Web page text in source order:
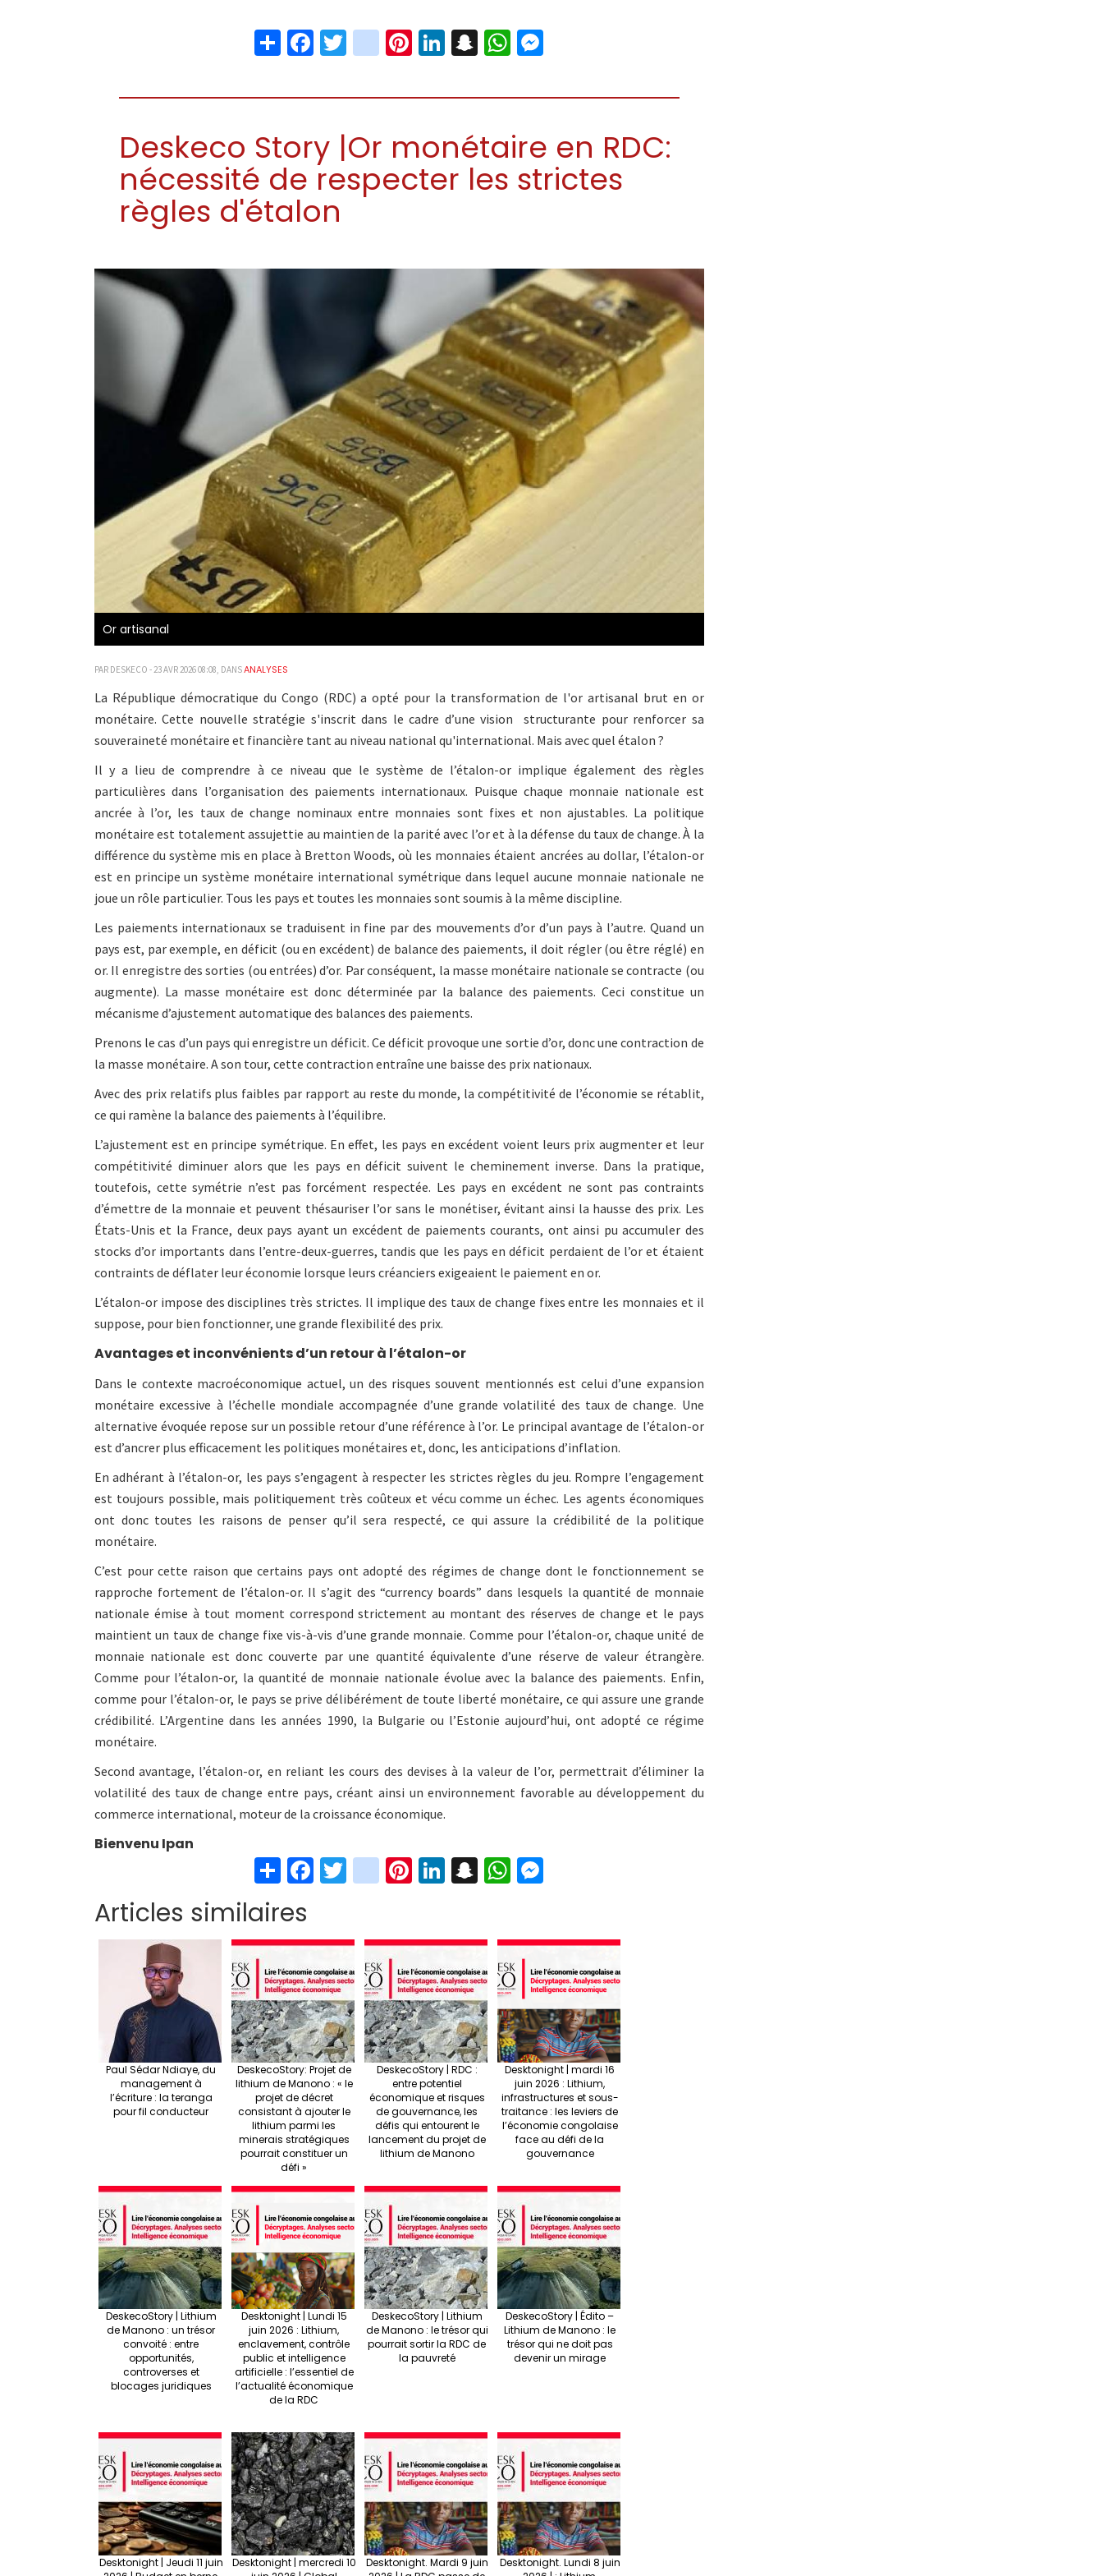
ShareFacebook
Twitter
instagram
Pinterest
LinkedIn
Snapchat
WhatsApp
Deskeco Story |Or monétaire en RDC:
nécessité de respecter les strictes
règles d'étalon
Or artisanal
PAR DESKECO - 23 AVR 2026 08:08, DANSANALYSES
La République démocratique du Congo (RDC) a opté pour la transformation de l'or artisanal brut en or
monétaire. Cette nouvelle stratégie s'inscrit dans le cadre d’une vision structurante pour renforcer sa
souveraineté monétaire et financière tant au niveau national qu'international. Mais avec quel étalon ?
Il y a lieu de comprendre à ce niveau que le système de l’étalon-or implique également des règles
particulières dans l’organisation des paiements internationaux. Puisque chaque monnaie nationale est
ancrée à l’or, les taux de change nominaux entre monnaies sont fixes et non ajustables. La politique
monétaire est totalement assujettie au maintien de la parité avec l’or et à la défense du taux de change. À la
différence du système mis en place à Bretton Woods, où les monnaies étaient ancrées au dollar, l’étalon-or
est en principe un système monétaire international symétrique dans lequel aucune monnaie nationale ne
joue un rôle particulier. Tous les pays et toutes les monnaies sont soumis à la même discipline.
Les paiements internationaux se traduisent in fine par des mouvements d’or d’un pays à l’autre. Quand un
pays est, par exemple, en déficit (ou en excédent) de balance des paiements, il doit régler (ou être réglé) en
or. Il enregistre des sorties (ou entrées) d’or. Par conséquent, la masse monétaire nationale se contracte (ou
augmente). La masse monétaire est donc déterminée par la balance des paiements. Ceci constitue un
mécanisme d’ajustement automatique des balances des paiements.
Prenons le cas d’un pays qui enregistre un déficit. Ce déficit provoque une sortie d’or, donc une contraction de
la masse monétaire. A son tour, cette contraction entraîne une baisse des prix nationaux.
Avec des prix relatifs plus faibles par rapport au reste du monde, la compétitivité de l’économie se rétablit,
ce qui ramène la balance des paiements à l’équilibre.
L’ajustement est en principe symétrique. En effet, les pays en excédent voient leurs prix augmenter et leur
compétitivité diminuer alors que les pays en déficit suivent le cheminement inverse. Dans la pratique,
toutefois, cette symétrie n’est pas forcément respectée. Les pays en excédent ne sont pas contraints
d’émettre de la monnaie et peuvent thésauriser l’or sans le monétiser, évitant ainsi la hausse des prix. Les
États-Unis et la France, deux pays ayant un excédent de paiements courants, ont ainsi pu accumuler des
stocks d’or importants dans l’entre-deux-guerres, tandis que les pays en déficit perdaient de l’or et étaient
contraints de déflater leur économie lorsque leurs créanciers exigeaient le paiement en or.
L’étalon-or impose des disciplines très strictes. Il implique des taux de change fixes entre les monnaies et il
suppose, pour bien fonctionner, une grande flexibilité des prix.
Avantages et inconvénients d’un retour à l’étalon-or
Dans le contexte macroéconomique actuel, un des risques souvent mentionnés est celui d’une expansion
monétaire excessive à l’échelle mondiale accompagnée d’une grande volatilité des taux de change. Une
alternative évoquée repose sur un possible retour d’une référence à l’or. Le principal avantage de l’étalon-or
est d’ancrer plus efficacement les politiques monétaires et, donc, les anticipations d’inflation.
En adhérant à l’étalon-or, les pays s’engagent à respecter les strictes règles du jeu. Rompre l’engagement
est toujours possible, mais politiquement très coûteux et vécu comme un échec. Les agents économiques
ont donc toutes les raisons de penser qu’il sera respecté, ce qui assure la crédibilité de la politique
monétaire.
C’est pour cette raison que certains pays ont adopté des régimes de change dont le fonctionnement se
rapproche fortement de l’étalon-or. Il s’agit des “currency boards” dans lesquels la quantité de monnaie
nationale émise à tout moment correspond strictement au montant des réserves de change et le pays
maintient un taux de change fixe vis-à-vis d’une grande monnaie. Comme pour l’étalon-or, chaque unité de
monnaie nationale est donc couverte par une quantité équivalente d’une réserve de valeur étrangère.
Comme pour l’étalon-or, la quantité de monnaie nationale évolue avec la balance des paiements. Enfin,
comme pour l’étalon-or, le pays se prive délibérément de toute liberté monétaire, ce qui assure une grande
crédibilité. L’Argentine dans les années 1990, la Bulgarie ou l’Estonie aujourd’hui, ont adopté ce régime
monétaire.
Second avantage, l’étalon-or, en reliant les cours des devises à la valeur de l’or, permettrait d’éliminer la
volatilité des taux de change entre pays, créant ainsi un environnement favorable au développement du
commerce international, moteur de la croissance économique.
Bienvenu Ipan
S
h
ar
e
Fa
ce
o
o
k
T
wi
er
in
st
ra
m
Pi
nt
es
t
Li
n
dI
n
S
n
pc
h
at
W
h
sA
p
p
n
ge
r
Articles similaires
Paul Sédar Ndiaye, du
management à
l’écriture : la teranga
pour fil conducteur
DeskecoStory: Projet de
lithium de Manono : « le
projet de décret
consistant à ajouter le
lithium parmi les
minerais stratégiques
pourrait constituer un
défi »
DeskecoStory | RDC :
entre potentiel
économique et risques
de gouvernance, les
défis qui entourent le
lancement du projet de
lithium de Manono
Desktonight | mardi 16
juin 2026 : Lithium,
infrastructures et sous-
traitance : les leviers de
l’économie congolaise
face au défi de la
gouvernance
DeskecoStory | Lithium
de Manono : un trésor
convoité : entre
opportunités,
controverses et
blocages juridiques
Desktonight | Lundi 15
juin 2026 : Lithium,
enclavement, contrôle
public et intelligence
artificielle : l’essentiel de
l’actualité économique
de la RDC
DeskecoStory | Lithium
de Manono : le trésor qui
pourrait sortir la RDC de
la pauvreté
DeskecoStory | Édito –
Lithium de Manono : le
trésor qui ne doit pas
devenir un mirage
Desktonight | Jeudi 11 juin
Desktonight | mercredi 10
Desktonight. Mardi 9 juin
Desktonight. Lundi 8 juin